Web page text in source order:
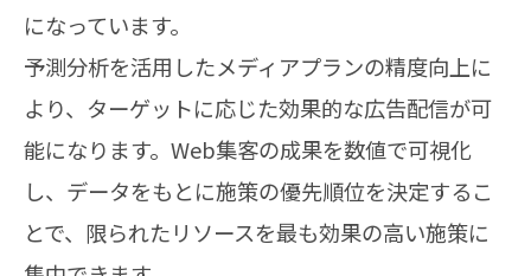
になっています。
予測分析を活用したメディアプランの精度向上に
より、ターゲットに応じた効果的な広告配信が可
能になります。Web集客の成果を数値で可視化
し、データをもとに施策の優先順位を決定するこ
とで、限られたリソースを最も効果の高い施策に